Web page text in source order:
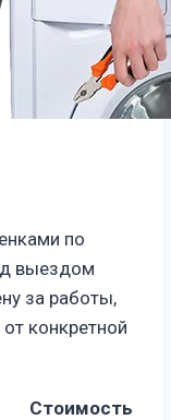
по
выездом
за работы,
конкретной
Стоимость